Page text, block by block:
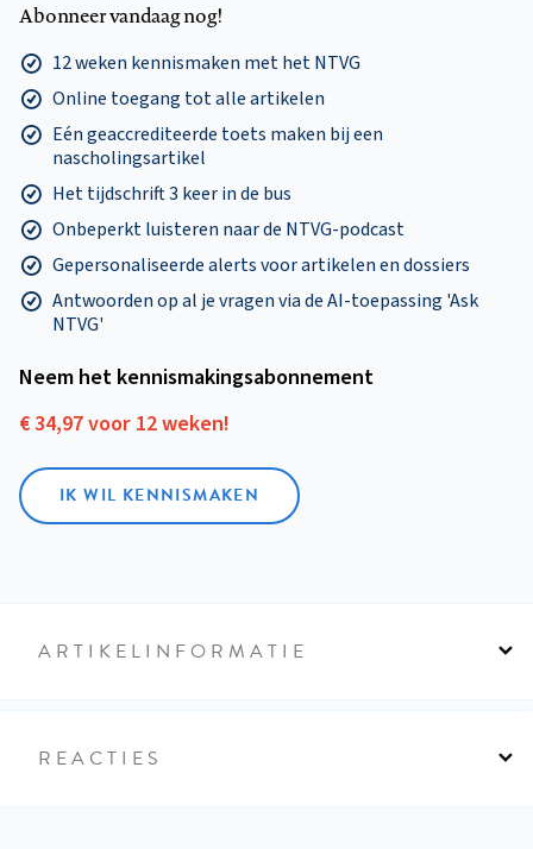
Abonneer vandaag nog!
12 weken kennismaken met het NTVG
Online toegang tot alle artikelen
Eén geaccrediteerde toets maken bij een
nascholingsartikel
Het tijdschrift 3 keer in de bus
Onbeperkt luisteren naar de NTVG-podcast
Gepersonaliseerde alerts voor artikelen en dossiers
Antwoorden op al je vragen via de AI-toepassing 'Ask
NTVG'
Neem het kennismakings­abonnement
€ 34,97 voor 12 weken!
IK WIL KENNISMAKEN
ARTIKELINFORMATIE
REACTIES